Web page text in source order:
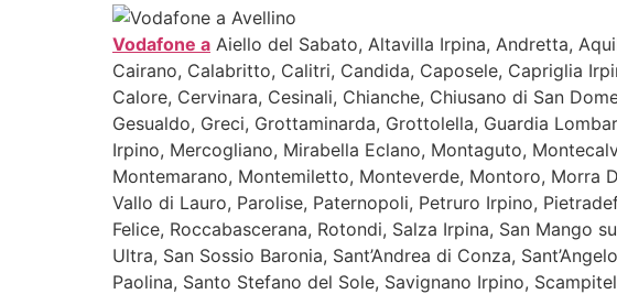
Vodafone a Aiello del Sabato, Altavilla Irpina, Andretta,
Cairano, Calabritto, Calitri, Candida, Caposele, Capriglia
Calore, Cervinara, Cesinali, Chianche, Chiusano di San
Gesualdo, Greci, Grottaminarda, Grottolella, Guardia
Irpino, Mercogliano, Mirabella Eclano, Montaguto,
Montemarano, Montemiletto, Monteverde, Montoro, Morra
Vallo di Lauro, Parolise, Paternopoli, Petruro Irpino,
Felice, Roccabascerana, Rotondi, Salza Irpina, San Mango
Ultra, San Sossio Baronia, Sant’Andrea di Conza,
Paolina, Santo Stefano del Sole, Savignano Irpino,